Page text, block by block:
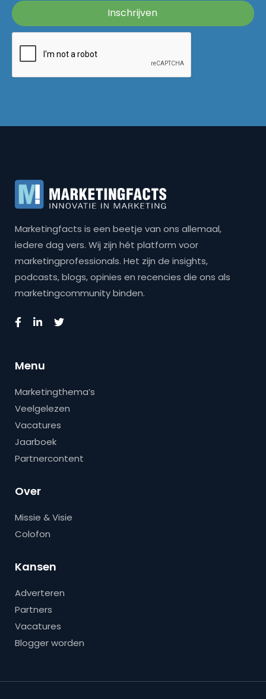
Marketingfacts is een beetje van ons allemaal,
iedere dag vers. Wij zijn hét platform voor
marketingprofessionals. Het zijn de insights,
podcasts, blogs, opinies en recencies die ons als
marketingcommunity binden.
Menu
Marketingthema’s
Veelgelezen
Vacatures
Jaarboek
Partnercontent
Over
Missie & Visie
Colofon
Kansen
Adverteren
Partners
Vacatures
Blogger worden